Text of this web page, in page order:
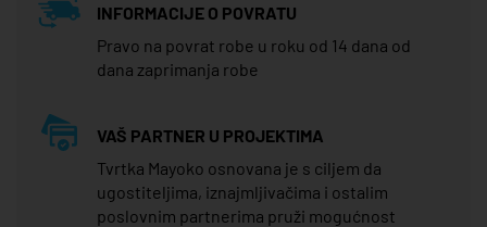
INFORMACIJE O POVRATU
Pravo na povrat robe u roku od 14 dana od
dana zaprimanja robe
VAŠ PARTNER U PROJEKTIMA
Tvrtka Mayoko osnovana je s ciljem da
ugostiteljima, iznajmljivačima i ostalim
poslovnim partnerima pruži mogućnost